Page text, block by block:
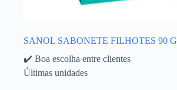
SANOL SABONETE FILHOTES 90 G
✔️ Boa escolha entre clientes
Últimas unidades